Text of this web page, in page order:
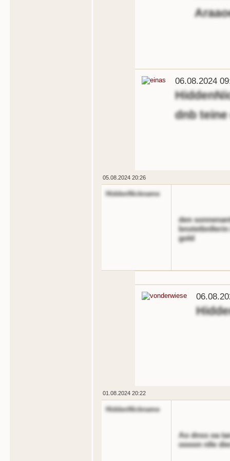
06.08.2024
dnb
05.08.2024 20:26
HiddenNickname
den
bnstetbnllerin
gold
01.08.2024 20:22
HiddenNickname
Ao dnss oa
oooon nlle